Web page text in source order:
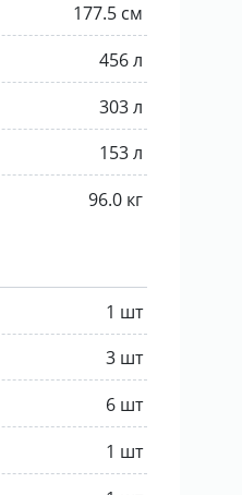
177.5 см
456 л
303 л
153 л
96.0 кг
1 шт
3 шт
6 шт
1 шт